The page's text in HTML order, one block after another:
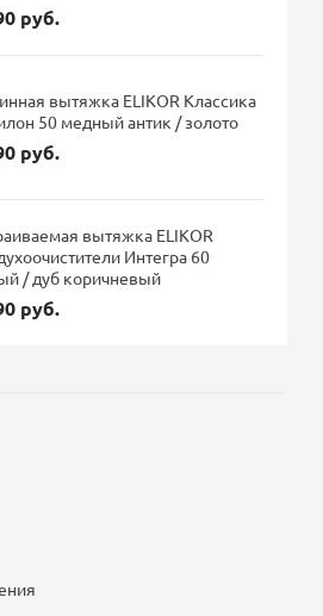
руб.
вытяжка ELIKOR Классика
50 медный антик / золото
руб.
вытяжка ELIKOR
Интегра 60
/ дуб коричневый
руб.